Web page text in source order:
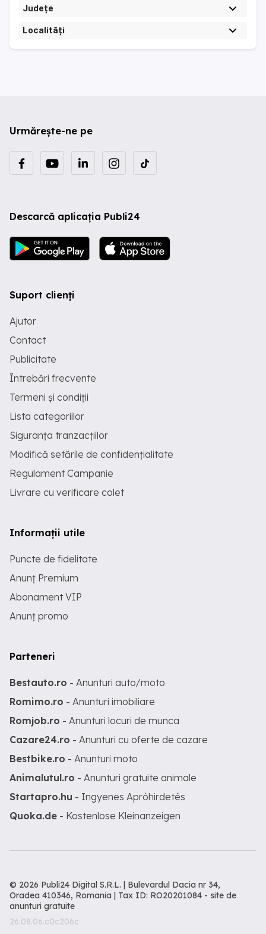
Județe
Localități
Urmărește-ne pe
Descarcă aplicația Publi24
Suport clienți
Ajutor
Contact
Publicitate
Întrebări frecvente
Termeni și condiții
Lista categoriilor
Siguranța tranzacțiilor
Modifică setările de confidențialitate
Regulament Campanie
Livrare cu verificare colet
Informații utile
Puncte de fidelitate
Anunț Premium
Abonament VIP
Anunț promo
Parteneri
Bestauto.ro - Anunturi auto/moto
Romimo.ro - Anunturi imobiliare
Romjob.ro - Anunturi locuri de munca
Cazare24.ro - Anunturi cu oferte de cazare
Bestbike.ro - Anunturi moto
Animalutul.ro - Anunturi gratuite animale
Startapro.hu - Ingyenes Apróhirdetés
Quoka.de - Kostenlose Kleinanzeigen
© 2026 Publi24 Digital S.R.L. | Bulevardul Dacia nr 34,
Oradea 410346, Romania | Tax ID: RO20201084 - site de
anunturi gratuite
26.08.06.c0c206c